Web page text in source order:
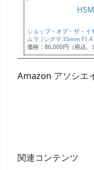
ショップ・オブ・ザ・
ムラ |シグマ 35mm F1.4
価格：86,000円（税込、
Amazon アソシエ
関連コンテンツ